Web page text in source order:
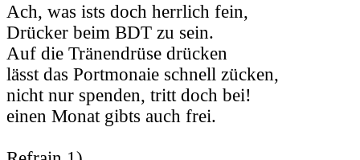
Ach, was ists doch herrlich fein,
Drücker beim BDT zu sein.
Auf die Tränendrüse drücken
lässt das Portmonaie schnell zücken,
nicht nur spenden, tritt doch bei!
einen Monat gibts auch frei.